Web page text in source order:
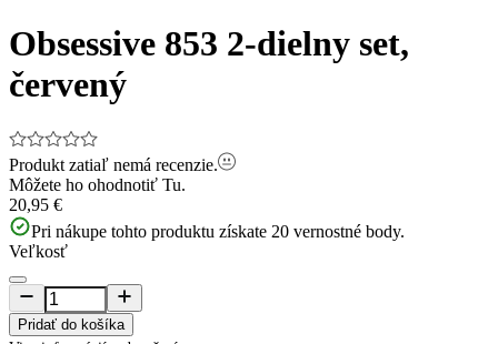
Obsessive 853 2-dielny set,
červený
Produkt zatiaľ nemá recenzie.
Môžete ho ohodnotiť Tu.
20,95 €
Pri nákupe tohto produktu získate 20 vernostné body.
Veľkosť
Pridať do košíka